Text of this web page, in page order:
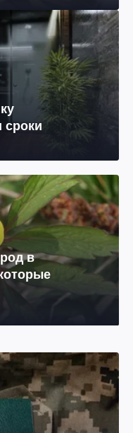
сроки
в